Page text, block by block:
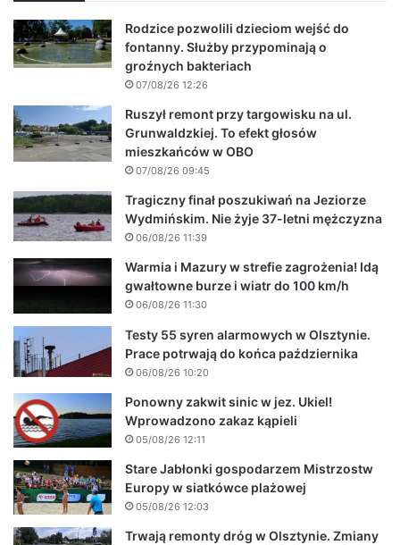
Rodzice pozwolili dzieciom wejść do
fontanny. Służby przypominają o
groźnych bakteriach
07/08/26 12:26
Ruszył remont przy targowisku na ul.
Grunwaldzkiej. To efekt głosów
mieszkańców w OBO
07/08/26 09:45
Tragiczny finał poszukiwań na Jeziorze
Wydmińskim. Nie żyje 37-letni mężczyzna
06/08/26 11:39
Warmia i Mazury w strefie zagrożenia! Idą
gwałtowne burze i wiatr do 100 km/h
06/08/26 11:30
Testy 55 syren alarmowych w Olsztynie.
Prace potrwają do końca października
06/08/26 10:20
Ponowny zakwit sinic w jez. Ukiel!
Wprowadzono zakaz kąpieli
05/08/26 12:11
Stare Jabłonki gospodarzem Mistrzostw
Europy w siatkówce plażowej
05/08/26 12:03
Trwają remonty dróg w Olsztynie. Zmiany